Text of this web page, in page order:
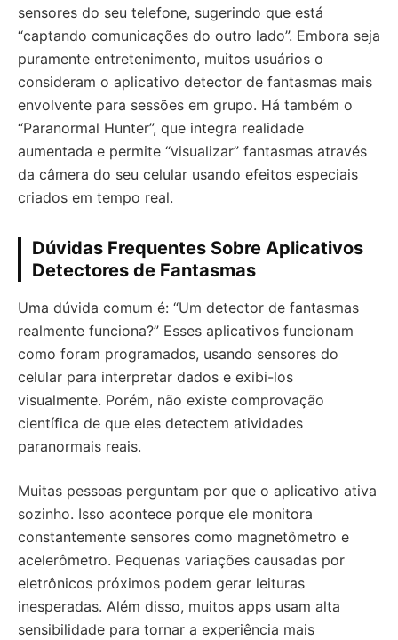
sensores do seu telefone, sugerindo que está
“captando comunicações do outro lado”. Embora seja
puramente entretenimento, muitos usuários o
consideram o aplicativo detector de fantasmas mais
envolvente para sessões em grupo. Há também o
“Paranormal Hunter”, que integra realidade
aumentada e permite “visualizar” fantasmas através
da câmera do seu celular usando efeitos especiais
criados em tempo real.
Dúvidas Frequentes Sobre Aplicativos
Detectores de Fantasmas
Uma dúvida comum é: “Um detector de fantasmas
realmente funciona?” Esses aplicativos funcionam
como foram programados, usando sensores do
celular para interpretar dados e exibi-los
visualmente. Porém, não existe comprovação
científica de que eles detectem atividades
paranormais reais.
Muitas pessoas perguntam por que o aplicativo ativa
sozinho. Isso acontece porque ele monitora
constantemente sensores como magnetômetro e
acelerômetro. Pequenas variações causadas por
eletrônicos próximos podem gerar leituras
inesperadas. Além disso, muitos apps usam alta
sensibilidade para tornar a experiência mais